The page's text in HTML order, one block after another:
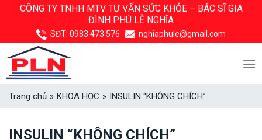
CÔNG TY TNHH MTV TƯ VẤN SỨC KHỎE – BÁC SĨ GIA
ĐÌNH PHÚ LỄ NGHĨA
SĐT: 0983 473 576 nghiaphule@gmail.com
Trang chủ » KHOA HỌC » INSULIN “KHÔNG CHÍCH”
INSULIN “KHÔNG CHÍCH”